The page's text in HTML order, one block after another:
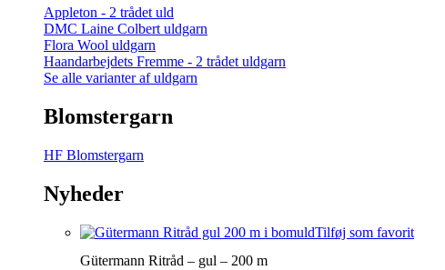
Appleton - 2 trådet uld
DMC Laine Colbert uldgarn
Flora Wool uldgarn
Haandarbejdets Fremme - 2 trådet uldgarn
Se alle varianter af uldgarn
Blomstergarn
HF Blomstergarn
Nyheder
Tilføj som favorit
Gütermann Ritråd – gul – 200 m